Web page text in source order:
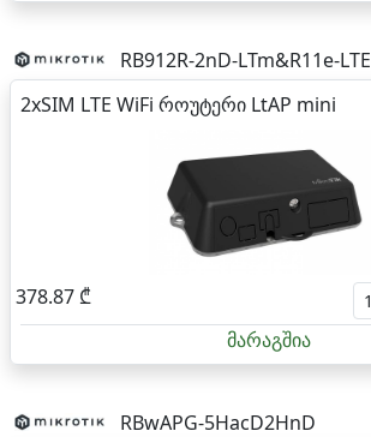
RB912R-2nD-LTm&R11e-LTE
2xSIM LTE WiFi როუტერი LtAP mini
378.87 ₾
მარაგშია
RBwAPG-5HacD2HnD